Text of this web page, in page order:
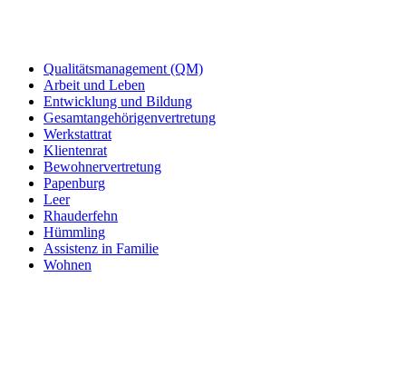
Qualitätsmanagement (QM)
Arbeit und Leben
Entwicklung und Bildung
Gesamtangehörigenvertretung
Werkstattrat
Klientenrat
Bewohnervertretung
Papenburg
Leer
Rhauderfehn
Hümmling
Assistenz in Familie
Wohnen